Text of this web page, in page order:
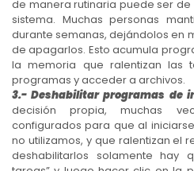
de manera rutinaria puede ser
sistema. Muchas personas
durante semanas, dejándolos en
de apagarlos. Esto acumula
la memoria que ralentizan las
programas y acceder a archivos.
3.- Deshabilitar programas de
decisión propia, muchas
configurados para que al
no utilizamos, y que ralentizan el
deshabilitarlos solamente hay